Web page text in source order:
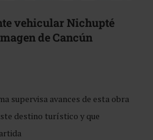
vehicular Nichupté
de Cancún
supervisa avances de esta obra
destino turístico y que